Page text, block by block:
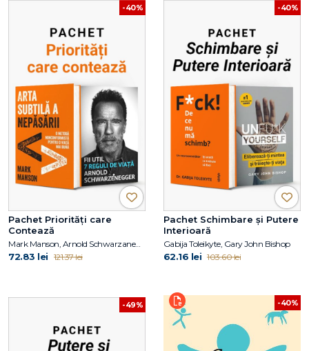
-40%
Pachet Priorități care
Contează
Mark Manson, Arnold Schwarzanegger
72.83 lei 121.37 lei
-40%
Pachet Schimbare și Putere
Interioară
Gabija Toleikyte, Gary John Bishop
62.16 lei 103.60 lei
-49% -40%